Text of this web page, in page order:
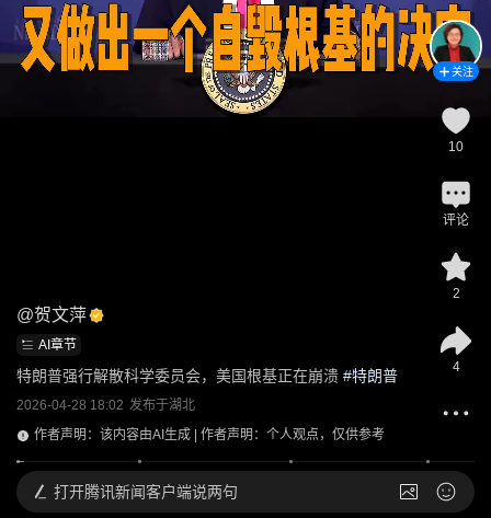
@贺文萍
AI章节
特朗普强行解散科学委员会，美国根基正在崩溃 #特朗普
2026-04-28 18:02 发布于湖北
作者声明：该内容由AI生成 | 作者声明：个人观点，仅供参考
关注
10
评论
2
4
打开腾讯新闻客户端说两句